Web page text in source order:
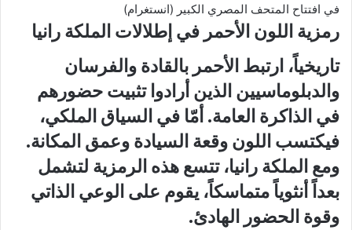
في افتتاح المتحف المصري الكبير (انستغرام)
رمزية اللون الأحمر في إطلالات الملكة رانيا
تاريخياً، ارتبط الأحمر بالقادة والفرسان
والدبلوماسيين الذين أرادوا تثبيت حضورهم
في الذاكرة العامة. أمّا في السياق الملكي،
فيكتسب اللون وقعة السيادة وعمق المكانة.
ومع الملكة رانيا، تتسع هذه الرمزية لتشمل
بعداً أنثوياً متماسكاً، يقوم على الوعي الذاتي
وقوة الحضور الهادئ.